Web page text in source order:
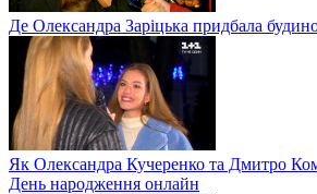
Де Олександра Заріцька придбала
Як Олександра Кучеренко та Дмитро
День народження онлайн